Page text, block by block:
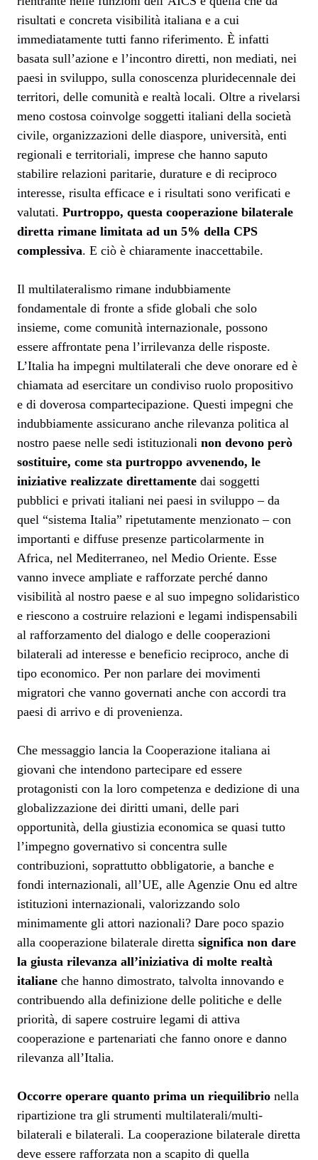
risultati e concreta visibilità italiana e a cui
immediatamente tutti fanno riferimento. È infatti
basata sull’azione e l’incontro diretti, non mediati, nei
paesi in sviluppo, sulla conoscenza pluridecennale dei
territori, delle comunità e realtà locali. Oltre a rivelarsi
meno costosa coinvolge soggetti italiani della società
civile, organizzazioni delle diaspore, università, enti
regionali e territoriali, imprese che hanno saputo
stabilire relazioni paritarie, durature e di reciproco
interesse, risulta efficace e i risultati sono verificati e
valutati. Purtroppo, questa cooperazione bilaterale
diretta rimane limitata ad un 5% della CPS
complessiva. E ciò è chiaramente inaccettabile.
Il multilateralismo rimane indubbiamente
fondamentale di fronte a sfide globali che solo
insieme, come comunità internazionale, possono
essere affrontate pena l’irrilevanza delle risposte.
L’Italia ha impegni multilaterali che deve onorare ed è
chiamata ad esercitare un condiviso ruolo propositivo
e di doverosa compartecipazione. Questi impegni che
indubbiamente assicurano anche rilevanza politica al
nostro paese nelle sedi istituzionali non devono però
sostituire, come sta purtroppo avvenendo, le
iniziative realizzate direttamente dai soggetti
pubblici e privati italiani nei paesi in sviluppo – da
quel “sistema Italia” ripetutamente menzionato – con
importanti e diffuse presenze particolarmente in
Africa, nel Mediterraneo, nel Medio Oriente. Esse
vanno invece ampliate e rafforzate perché danno
visibilità al nostro paese e al suo impegno solidaristico
e riescono a costruire relazioni e legami indispensabili
al rafforzamento del dialogo e delle cooperazioni
bilaterali ad interesse e beneficio reciproco, anche di
tipo economico. Per non parlare dei movimenti
migratori che vanno governati anche con accordi tra
paesi di arrivo e di provenienza.
Che messaggio lancia la Cooperazione italiana ai
giovani che intendono partecipare ed essere
protagonisti con la loro competenza e dedizione di una
globalizzazione dei diritti umani, delle pari
opportunità, della giustizia economica se quasi tutto
l’impegno governativo si concentra sulle
contribuzioni, soprattutto obbligatorie, a banche e
fondi internazionali, all’UE, alle Agenzie Onu ed altre
istituzioni internazionali, valorizzando solo
minimamente gli attori nazionali? Dare poco spazio
alla cooperazione bilaterale diretta significa non dare
la giusta rilevanza all’iniziativa di molte realtà
italiane che hanno dimostrato, talvolta innovando e
contribuendo alla definizione delle politiche e delle
priorità, di sapere costruire legami di attiva
cooperazione e partenariati che fanno onore e danno
rilevanza all’Italia.
Occorre operare quanto prima un riequilibrio nella
ripartizione tra gli strumenti multilaterali/multi-
bilaterali e bilaterali. La cooperazione bilaterale diretta
deve essere rafforzata non a scapito di quella